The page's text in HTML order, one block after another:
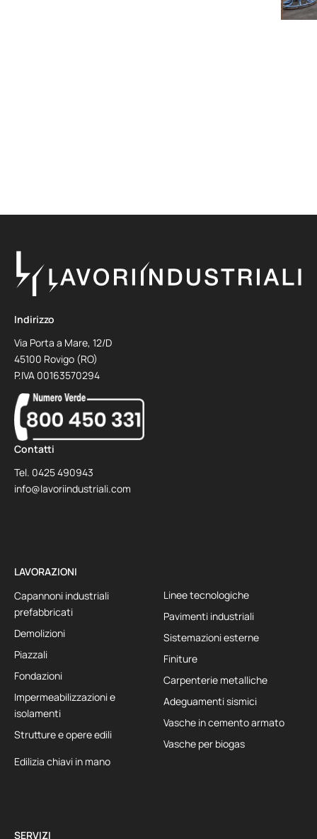
Indirizzo
Via Porta a Mare, 12/D
45100 Rovigo (RO)
P.IVA 00163570294
Contatti
Tel. 0425 490943
info@lavoriindustriali.com
LAVORAZIONI
Capannoni industriali
prefabbricati
Demolizioni
Piazzali
Fondazioni
Impermeabilizzazioni e
isolamenti
Strutture e opere edili
Linee tecnologiche
Pavimenti industriali
Sistemazioni esterne
Finiture
Carpenterie metalliche
Adeguamenti sismici
Vasche in cemento armato
Vasche per biogas
Edilizia chiavi in mano
SERVIZI